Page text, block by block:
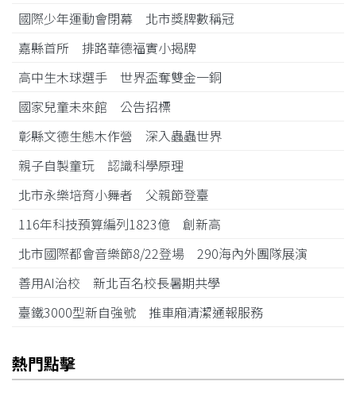
國際少年運動會閉幕 北市獎牌數稱冠
嘉縣首所 排路華德福實小揭牌
高中生木球選手 世界盃奪雙金一銅
國家兒童未來館 公告招標
彰縣文德生態木作營 深入蟲蟲世界
親子自製童玩 認識科學原理
北市永樂培育小舞者 父親節登臺
116年科技預算編列1823億 創新高
北市國際都會音樂節8/22登場 290海內外團隊展演
善用AI治校 新北百名校長暑期共學
臺鐵3000型新自強號 推車廂清潔通報服務
熱門點擊